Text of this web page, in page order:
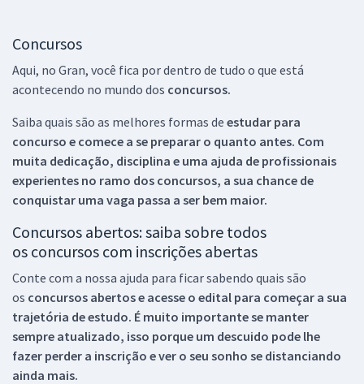
Concursos
Aqui, no Gran, você fica por dentro de tudo o que está
acontecendo no mundo dos concursos.
Saiba quais são as melhores formas de estudar para
concurso e comece a se preparar o quanto antes. Com
muita dedicação, disciplina e uma ajuda de profissionais
experientes no ramo dos concursos, a sua chance de
conquistar uma vaga passa a ser bem maior.
Concursos abertos: saiba sobre todos
os concursos com inscrições abertas
Conte com a nossa ajuda para ficar sabendo quais são
os concursos abertos e acesse o edital para começar a sua
trajetória de estudo. É muito importante se manter
sempre atualizado, isso porque um descuido pode lhe
fazer perder a inscrição e ver o seu sonho se distanciando
ainda mais.